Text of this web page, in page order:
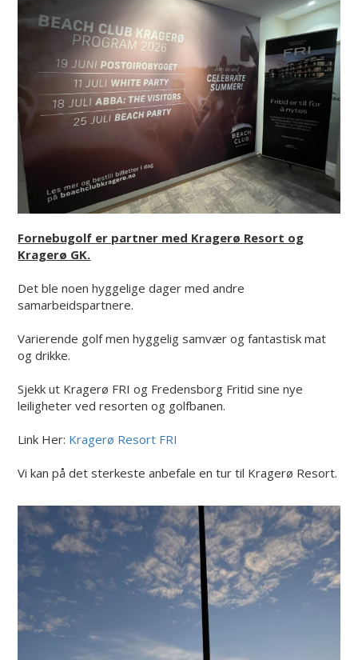
Fornebugolf er partner med Kragerø Resort og
Kragerø GK.
Det ble noen hyggelige dager med andre
samarbeidspartnere.
Varierende golf men hyggelig samvær og fantastisk mat
og drikke.
Sjekk ut Kragerø FRI og Fredensborg Fritid sine nye
leiligheter ved resorten og golfbanen.
Link Her: Kragerø Resort FRI
Vi kan på det sterkeste anbefale en tur til Kragerø Resort.